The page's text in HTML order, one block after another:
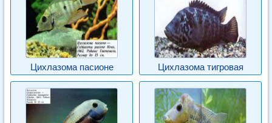
Цихлазома пасионе Цихлазома тигровая